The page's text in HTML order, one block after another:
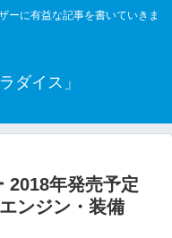
ーに有益な記事を書いていきま
ダイス」
2018年発売予定
ンジン・装備